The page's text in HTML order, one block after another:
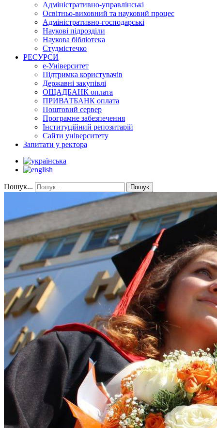
Адміністративно-управлінські
Освітньо-виховний та науковий процес
Адміністративно-господарські
Наукові підрозділи
Наукова бібліотека
Студмістечко
РЕСУРСИ
е-Університет
Підтримка користувачів
Державні закупівлі
ОЩАДБАНК оплата
ПРИВАТБАНК оплата
Поштовий сервер
Програмне забезпечення
Інституційний репозитарій
Сайти університету
Запитати у ректора
Пошук... Пошук